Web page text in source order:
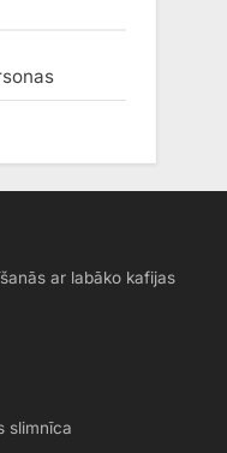
ar labāko kafijas
slimnīca